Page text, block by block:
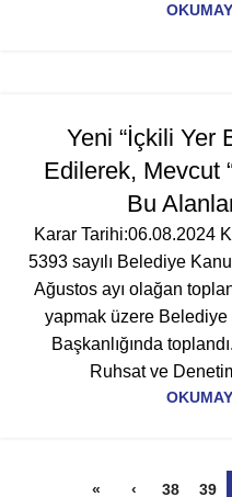
Yeni “İçkili Yer
Edilerek, Mevcut
Bu
Karar Tarihi:06.08.2024
5393 sayılı Belediye
Ağustos ayı olağan
yapmak üzere Belediye
Başkanlığında
Ruhsat ve
« ‹ 38 39